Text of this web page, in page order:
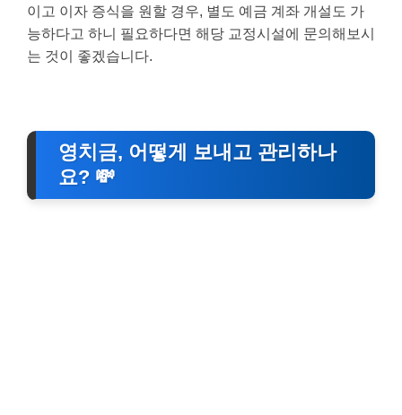
이고 이자 증식을 원할 경우, 별도 예금 계좌 개설도 가
능하다고 하니 필요하다면 해당 교정시설에 문의해보시
는 것이 좋겠습니다.
영치금, 어떻게 보내고 관리하나
요? 💸